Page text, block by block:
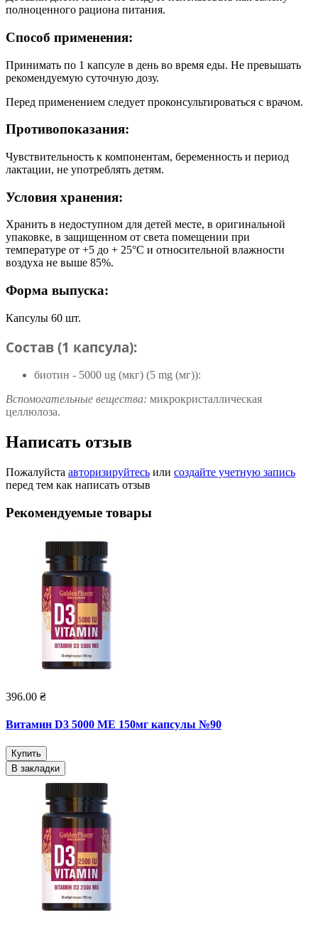
полноценного рациона питания.
Способ применения:
Принимать по 1 капсуле в день во время еды. Не превышать
рекомендуемую суточную дозу.
Перед применением следует проконсультироваться с врачом.
Противопоказания:
Чувствительность к компонентам, беременность и период
лактации, не употреблять детям.
Условия хранения:
Хранить в недоступном для детей месте, в оригинальной
упаковке, в защищенном от света помещении при
температуре от +5 до + 25°C и относительной влажности
воздуха не выше 85%.
Форма выпуска:
Капсулы 60 шт.
Состав (1 капсула):
биотин - 5000 ug (мкг) (5 mg (мг)):
Вспомогательные вещества: микрокристаллическая
целлюлоза.
Написать отзыв
Пожалуйста авторизируйтесь или создайте учетную запись
перед тем как написать отзыв
Рекомендуемые товары
396.00 ₴
Витамин D3 5000 МЕ 150мг капсулы №90
Купить
В закладки